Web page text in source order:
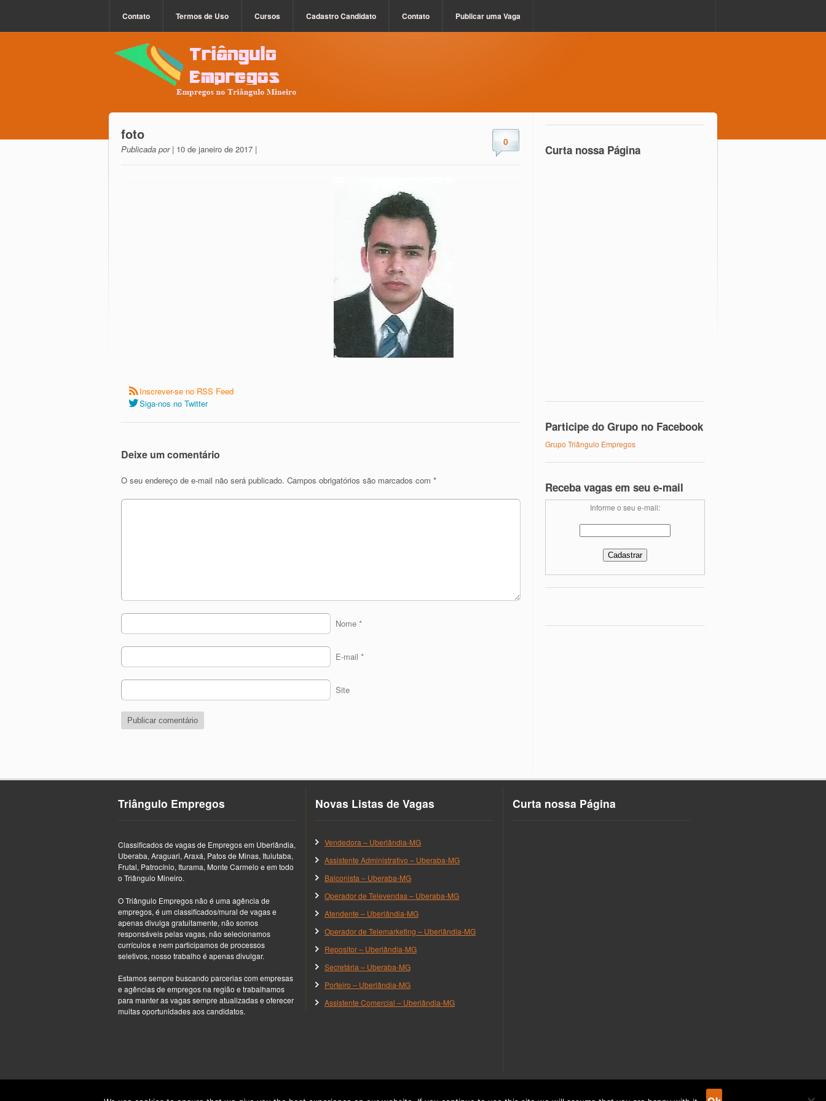
Contato Termos de Uso Cursos Cadastro Candidato Contato Publicar uma Vaga
0
foto
Publicada por| 10 de janeiro de 2017 |
Inscrever-se no RSS Feed
Siga-nos no Twitter
Deixe um comentário
O seu endereço de e-mail não será publicado. Campos obrigatórios são marcados com *
Nome *
E-mail *
Site
Curta nossa Página
Participe do Grupo no Facebook
Grupo Triângulo Empregos
Receba vagas em seu e-mail
Informe o seu e-mail:
Triângulo Empregos
Classificados de vagas de Empregos em Uberlândia,
Uberaba, Araguari, Araxá, Patos de Minas, Ituiutaba,
Frutal, Patrocínio, Iturama, Monte Carmelo e em todo
o Triângulo Mineiro.
O Triângulo Empregos não é uma agência de
empregos, é um classificados/mural de vagas e
apenas divulga gratuitamente, não somos
responsáveis pelas vagas, não selecionamos
currículos e nem participamos de processos
seletivos, nosso trabalho é apenas divulgar.
Estamos sempre buscando parcerias com empresas
e agências de empregos na região e trabalhamos
para manter as vagas sempre atualizadas e oferecer
muitas oportunidades aos candidatos.
Novas Listas de Vagas
Vendedora – Uberlândia-MG
Assistente Administrativo – Uberaba-MG
Balconista – Uberaba-MG
Operador de Televendas – Uberaba-MG
Atendente – Uberlândia-MG
Operador de Telemarketing – Uberlândia-MG
Repositor – Uberlândia-MG
Secretária – Uberaba-MG
Porteiro – Uberlândia-MG
Assistente Comercial – Uberlândia-MG
Curta nossa Página
Copyright © 2026 Triângulo Empregos - Empregos no Triângulo Mineiro.